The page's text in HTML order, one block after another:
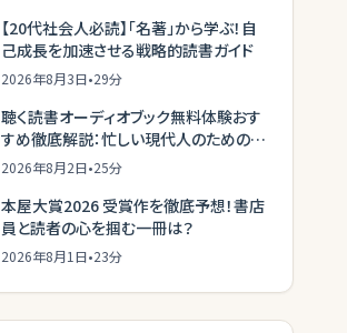
【20代社会人必読】「名著」から学ぶ！自
己成長を加速させる戦略的読書ガイド
2026年8月3日•29分
聴く読書オーディオブック無料体験おす
すめ徹底解説：忙しい現代人のための新
常識
2026年8月2日•25分
本屋大賞2026 受賞作を徹底予想！書店
員と読者の心を掴む一冊は？
2026年8月1日•23分